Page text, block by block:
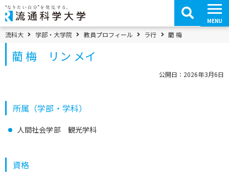
コ
ン
テ
ン
ツ
へ
移
MENU
パンくずメニュー
流科大 学部・大学院 教員プロフィール ラ行 藺 梅
藺 梅 リン メイ
公開日：2026年3月6日
所属（学部・学科）
人間社会学部 観光学科
資格